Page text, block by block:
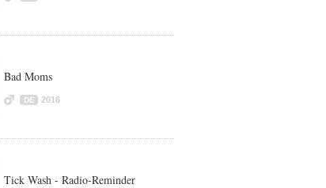
Bad Moms
DE 2016
Tick Wash - Radio-Reminder